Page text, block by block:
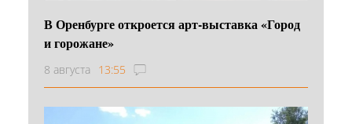
В Оренбурге откроется арт-выставка «Город
и горожане»
8 августа 13:55